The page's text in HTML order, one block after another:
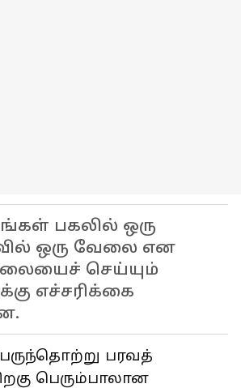
பகலில் ஒரு
ஒரு வேலை என
செய்யும்
எச்சரிக்கை
பரவத்
பெரும்பாலான